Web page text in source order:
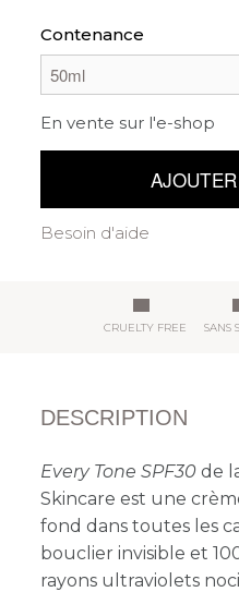
Contenance
En vente sur l'e-shop
Besoin d'aide
CRUELTY FREE SANS
DESCRIPTION
Every Tone SPF30 de
Skincare est une
fond dans toutes les
bouclier invisible et
rayons ultraviolets